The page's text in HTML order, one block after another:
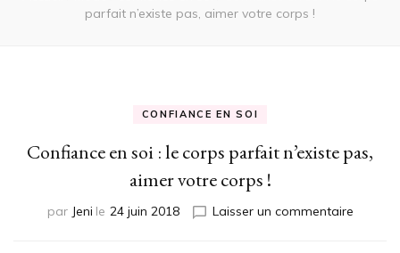
parfait n’existe pas, aimer votre corps !
CONFIANCE EN SOI
Confiance en soi : le corps parfait n’existe pas,
aimer votre corps !
par Jeni le 24 juin 2018 Laisser un commentairesur